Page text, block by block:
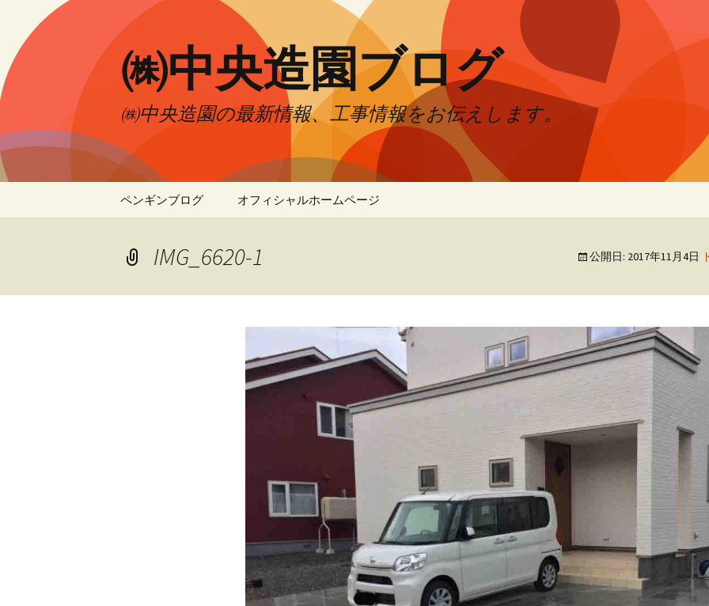
㈱中央造園ブログ
㈱中央造園の最新情報、工事情報をお伝えします。
ペンギンブログ オフィシャルホームページ
IMG_6620-1 公開日: 2017年11月4日